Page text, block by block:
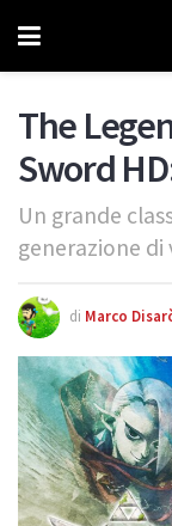
The
Sword
Un grande
generazione
di Marco